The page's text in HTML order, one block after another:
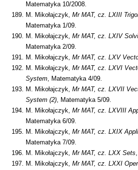
Matematyka 10/2008.
M. Mikołajczyk, Mr MAT, cz. LXIII
Matematyka 1/09.
M. Mikołajczyk, Mr MAT, cz. LXIV
Matematyka 2/09.
M. Mikołajczyk, Mr MAT, cz. LXV
M. Mikołajczyk, Mr MAT, cz. LXVI
System, Matematyka 4/09.
M. Mikołajczyk, Mr MAT, cz. LXVII
System (2), Matematyka 5/09.
M. Mikołajczyk, Mr MAT, cz. LXVIII
Matematyka 6/09.
M. Mikołajczyk, Mr MAT, cz. LXIX
Matematyka 7/09.
M. Mikołajczyk, Mr MAT, cz. LXX Sets
M. Mikołajczyk, Mr MAT, cz. LXXI